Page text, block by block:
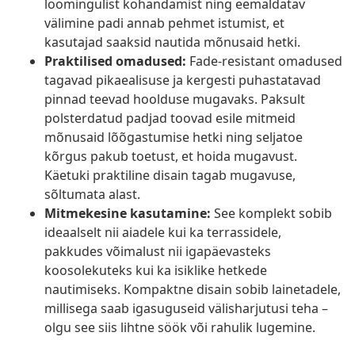
loomingulist kohandamist ning eemaldatav
välimine padi annab pehmet istumist, et
kasutajad saaksid nautida mõnusaid hetki.
Praktilised omadused: Fade-resistant omadused
tagavad pikaealisuse ja kergesti puhastatavad
pinnad teevad hoolduse mugavaks. Paksult
polsterdatud padjad toovad esile mitmeid
mõnusaid lõõgastumise hetki ning seljatoe
kõrgus pakub toetust, et hoida mugavust.
Käetuki praktiline disain tagab mugavuse,
sõltumata alast.
Mitmekesine kasutamine: See komplekt sobib
ideaalselt nii aiadele kui ka terrassidele,
pakkudes võimalust nii igapäevasteks
koosolekuteks kui ka isiklike hetkede
nautimiseks. Kompaktne disain sobib lainetadele,
millisega saab igasuguseid välisharjutusi teha –
olgu see siis lihtne söök või rahulik lugemine.